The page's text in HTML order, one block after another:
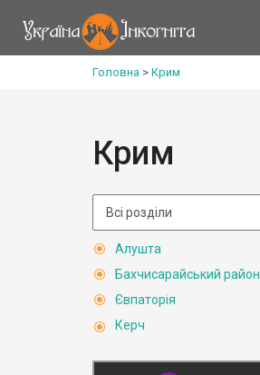
Головна > Крим
Крим
Алушта
Бахчисарайський район
Євпаторія
Керч